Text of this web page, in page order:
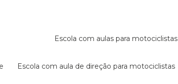
escola com aulas para motociclistas
escola com aula de direção para motociclistas